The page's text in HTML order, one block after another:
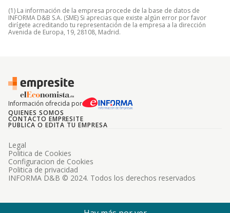
(1) La información de la empresa procede de la base de datos de
INFORMA D&B S.A. (SME) Si aprecias que existe algún error por favor
dirígete acreditando tu representación de la empresa a la dirección
Avenida de Europa, 19, 28108, Madrid.
Información ofrecida por
QUIENES SOMOS
CONTACTO EMPRESITE
PUBLICA O EDITA TU EMPRESA
INFORMA D&B © 2024. Todos los derechos reservados
Legal
Politica de Cookies
Configuracion de Cookies
Politica de privacidad